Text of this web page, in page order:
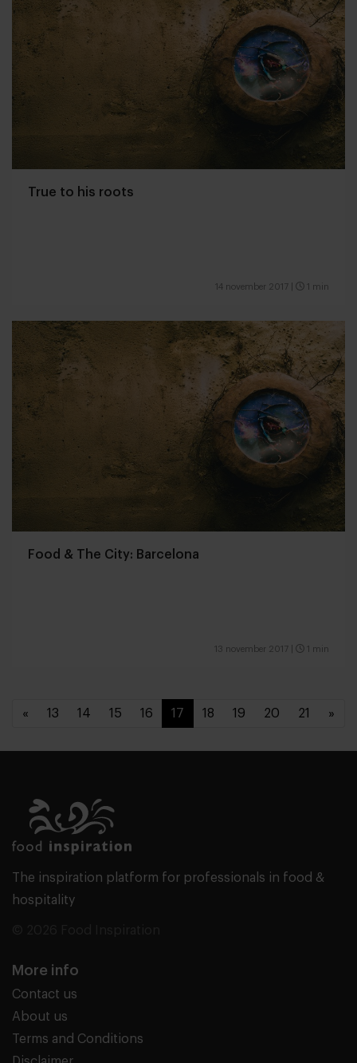
True to his roots
14 november 2017 1 min
Food & The City: Barcelona
13 november 2017 1 min
« 13 14 15 16 17 18 19 20 21 »
The inspiration platform for professionals in food &
hospitality
More info
Contact us
About us
Terms and Conditions